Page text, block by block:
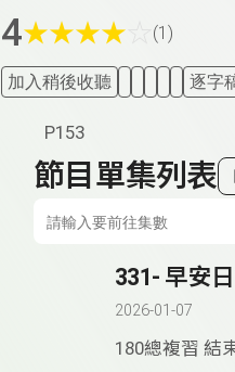
4★★★★ (1)
加入稍後收聽 逐字
P153
節目單集列表
331- 早安
2026-01-07
180總複習 結